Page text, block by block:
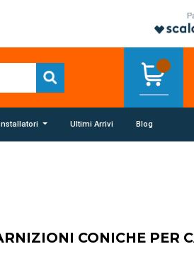
Ultimi Arrivi Blog
CONICHE PER